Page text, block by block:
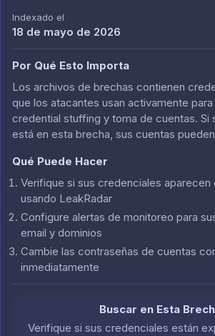
Indexado el
18 de mayo de 2026
Por Qué Esto Importa
Los archivos de brechas contienen
que los atacantes usan activamente
credential stuffing y toma de cuentas. Si
está en esta brecha, sus cuentas
Qué Puede Hacer
Verifique si sus credenciales aparecen
usando LeakRadar
Configure alertas de monitoreo para
email y dominios
Cambie las contraseñas de cuentas
inmediatamente
Buscar en Esta
Verifique si sus credenciales están